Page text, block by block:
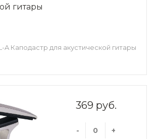
гитары
A Каподастр для акустической гитары
369 руб.
- +